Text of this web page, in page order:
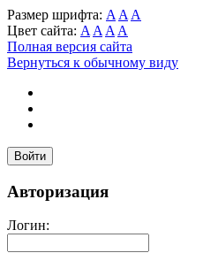
Размер шрифта: A A A
Цвет сайта: A A A A
Полная версия сайта
Вернуться к обычному виду
Войти
Авторизация
Логин: